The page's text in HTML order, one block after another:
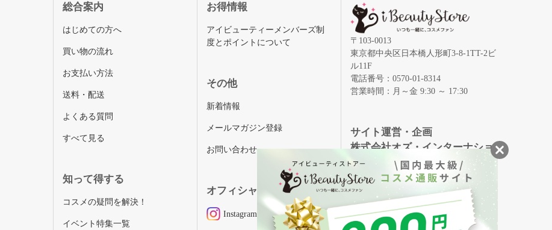
総合案内
はじめての方へ
買い物の流れ
お支払い方法
送料・配送
よくある質問
すべて見る
知って得する
コスメの疑問を解決！
イベント特集一覧
お得情報
アイビューティーメンバーズ制
度とポイントについて
その他
新着情報
メールマガジン登録
お問い合わせ
オフィシャルSNS
Instagram
〒103-0013
東京都中央区日本橋人形町3-8-1TT-2ビ
ル11F
電話番号：0570-01-8314
営業時間：月～金 9:30 ～ 17:30
サイト運営・企画
株式会社オズ・インターナショ
ナル
創業150年、英国伝統の最高級猪毛ハン
ドメイドヘアブラシ
メイソンピアソン